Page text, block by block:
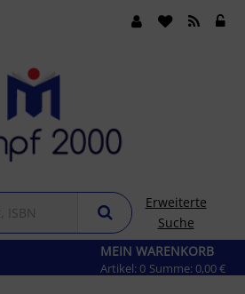
Erweiterte
Suche
MEIN WARENKORB
Artikel: 0 Summe: 0,00 €